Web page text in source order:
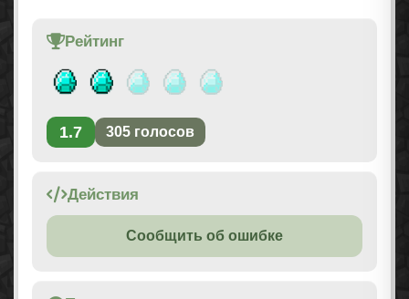
Рейтинг
1.7 305 голосов
Действия
Сообщить об ошибке